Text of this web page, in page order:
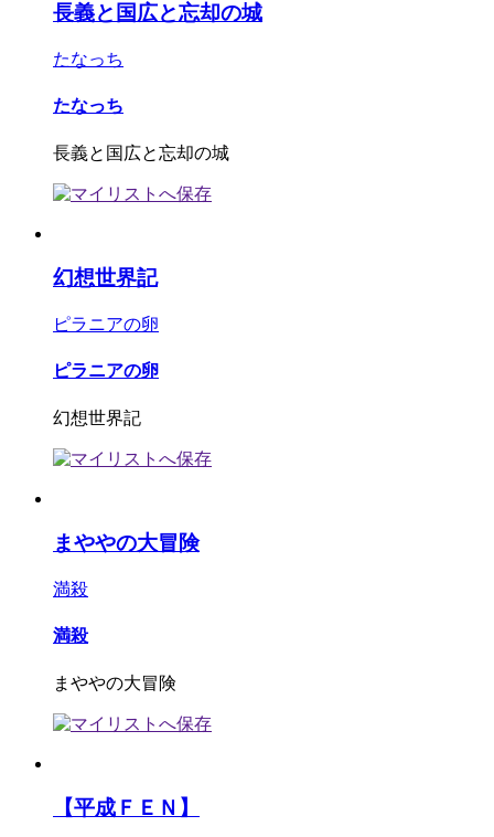
長義と国広と忘却の城
たなっち
たなっち
長義と国広と忘却の城
幻想世界記
ピラニアの卵
ピラニアの卵
幻想世界記
まややの大冒険
満殺
満殺
まややの大冒険
【平成ＦＥＮ】